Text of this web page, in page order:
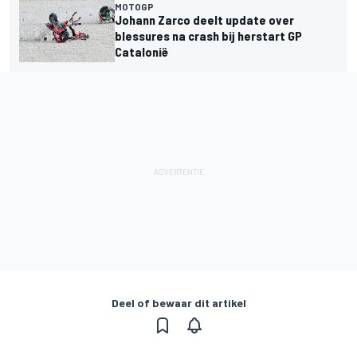
MOTOGP
Johann Zarco deelt update over
blessures na crash bij herstart GP
Catalonië
Deel of bewaar dit artikel